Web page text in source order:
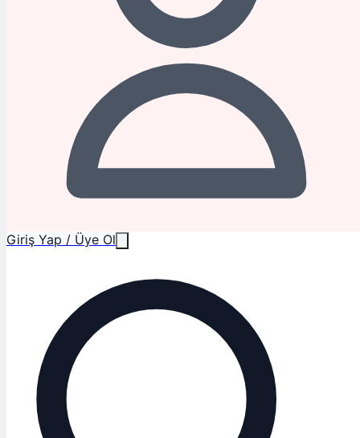
Giriş Yap / Üye Ol